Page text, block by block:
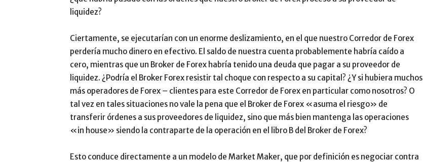
liquidez?
Ciertamente, se ejecutarían con un enorme deslizamiento, en el que nuestro Corredor de Forex
perdería mucho dinero en efectivo. El saldo de nuestra cuenta probablemente habría caído a
cero, mientras que un Broker de Forex habría tenido una deuda que pagar a su proveedor de
liquidez. ¿Podría el Broker Forex resistir tal choque con respecto a su capital? ¿Y si hubiera muchos
más operadores de Forex – clientes para este Corredor de Forex en particular como nosotros? O
tal vez en tales situaciones no vale la pena que el Broker de Forex «asuma el riesgo» de
transferir órdenes a sus proveedores de liquidez, sino que más bien mantenga las operaciones
«in house» siendo la contraparte de la operación en el libro B del Broker de Forex?
Esto conduce directamente a un modelo de Market Maker, que por definición es negociar contra